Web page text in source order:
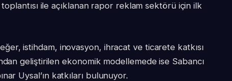
toplantısı ile açıklanan rapor reklam sektörü için ilk
istihdam, inovasyon, ihracat ve ticarete katkısı
geliştirilen ekonomik modellemede ise Sabancı
Uysal’ın katkıları bulunuyor.